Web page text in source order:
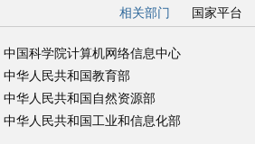
相关部门
国家平台
中国科学院计算机网络信息中心
中华人民共和国教育部
中华人民共和国自然资源部
中华人民共和国工业和信息化部